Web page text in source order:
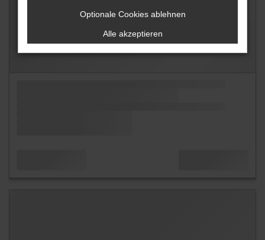
Optionale Cookies ablehnen
Alle akzeptieren